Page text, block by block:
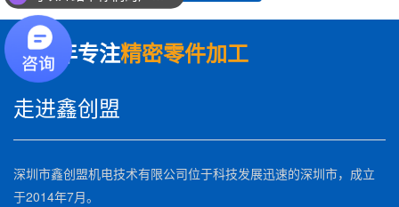
数十年专注精密零件加工
走进鑫创盟
深圳市鑫创盟机电技术有限公司位于科技发展迅速的深圳市，成立
于2014年7月。
你们是怎么收费的呢？